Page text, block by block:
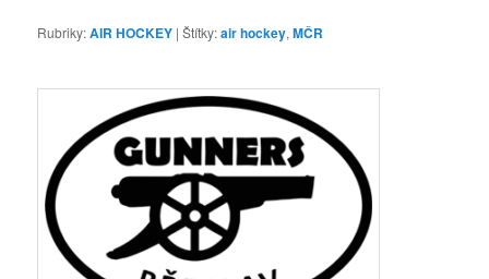
Rubriky:AIR HOCKEY |Štítky:air hockey,MČR